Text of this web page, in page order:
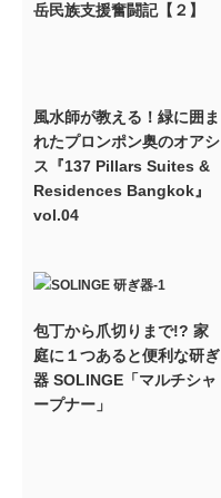
岳民族支援奮闘記【２】
風水師が教える！緑に囲ま
れたプロンポン奥のオアシ
ス『137 Pillars Suites &
Residences Bangkok』
vol.04
包丁から爪切りまで!? 家
庭に１つあると便利な研ぎ
器 SOLINGE「マルチシャ
ープナー」